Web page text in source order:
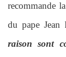
recommande
du pape
raison sont